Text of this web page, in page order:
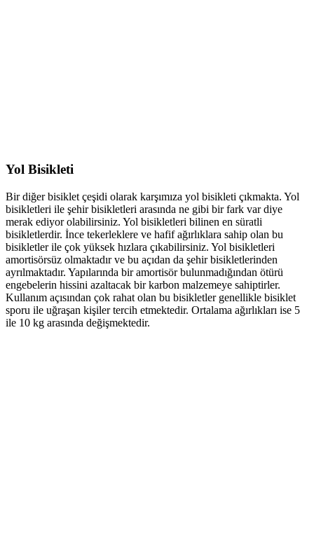
Yol Bisikleti
Bir diğer bisiklet çeşidi olarak karşımıza yol bisikleti çıkmakta. Yol
bisikletleri ile şehir bisikletleri arasında ne gibi bir fark var diye
merak ediyor olabilirsiniz. Yol bisikletleri bilinen en süratli
bisikletlerdir. İnce tekerleklere ve hafif ağırlıklara sahip olan bu
bisikletler ile çok yüksek hızlara çıkabilirsiniz. Yol bisikletleri
amortisörsüz olmaktadır ve bu açıdan da şehir bisikletlerinden
ayrılmaktadır. Yapılarında bir amortisör bulunmadığından ötürü
engebelerin hissini azaltacak bir karbon malzemeye sahiptirler.
Kullanım açısından çok rahat olan bu bisikletler genellikle bisiklet
sporu ile uğraşan kişiler tercih etmektedir. Ortalama ağırlıkları ise 5
ile 10 kg arasında değişmektedir.